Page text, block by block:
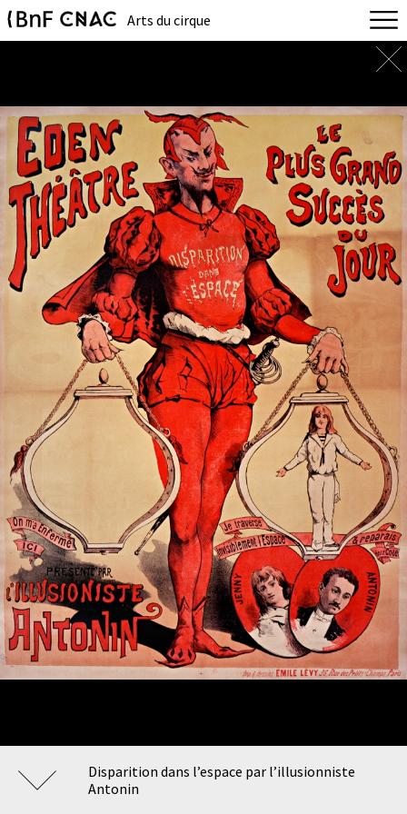
Arts du cirque
Disparition dans l’espace par l’illusionniste
Antonin